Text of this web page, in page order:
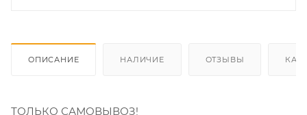
ОПИСАНИЕ НАЛИЧИЕ ОТЗЫВЫ КАК
ТОЛЬКО САМОВЫВОЗ!